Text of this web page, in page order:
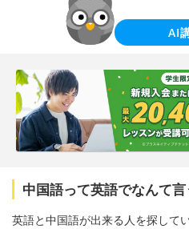
AI
中国語って英語でなんて言
英語と中国語が出来る人を探して